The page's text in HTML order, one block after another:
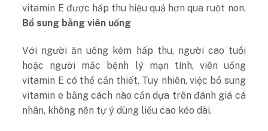
vitamin E được hấp thu hiệu quả hơn qua ruột non.
Bổ sung bằng viên uống
Với người ăn uống kém hấp thu, người cao tuổi
hoặc người mắc bệnh lý mạn tính, viên uống
vitamin E có thể cần thiết. Tuy nhiên, việc bổ sung
vitamin e bằng cách nào cần dựa trên đánh giá cá
nhân, không nên tự ý dùng liều cao kéo dài.